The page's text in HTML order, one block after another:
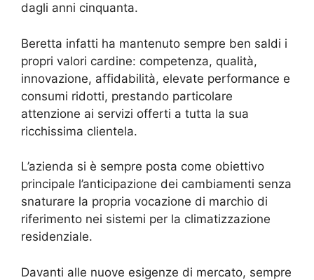
dagli anni cinquanta.
Beretta infatti ha mantenuto sempre ben saldi i
propri valori cardine: competenza, qualità,
innovazione, affidabilità, elevate performance e
consumi ridotti, prestando particolare
attenzione ai servizi offerti a tutta la sua
ricchissima clientela.
L’azienda si è sempre posta come obiettivo
principale l’anticipazione dei cambiamenti senza
snaturare la propria vocazione di marchio di
riferimento nei sistemi per la climatizzazione
residenziale.
Davanti alle nuove esigenze di mercato, sempre